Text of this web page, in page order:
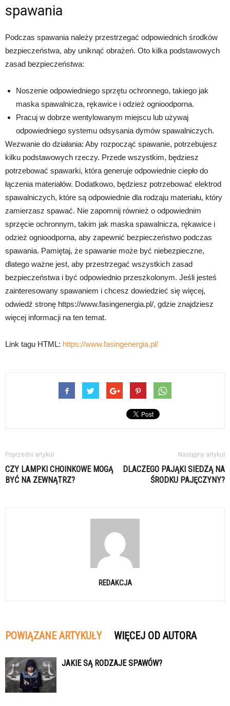
spawania
Podczas spawania należy przestrzegać odpowiednich środków
bezpieczeństwa, aby uniknąć obrażeń. Oto kilka podstawowych
zasad bezpieczeństwa:
Noszenie odpowiedniego sprzętu ochronnego, takiego jak
maska spawalnicza, rękawice i odzież ognioodporna.
Pracuj w dobrze wentylowanym miejscu lub używaj
odpowiedniego systemu odsysania dymów spawalniczych.
Wezwanie do działania: Aby rozpocząć spawanie, potrzebujesz
kilku podstawowych rzeczy. Przede wszystkim, będziesz
potrzebować spawarki, która generuje odpowiednie ciepło do
łączenia materiałów. Dodatkowo, będziesz potrzebować elektrod
spawalniczych, które są odpowiednie dla rodzaju materiału, który
zamierzasz spawać. Nie zapomnij również o odpowiednim
sprzęcie ochronnym, takim jak maska spawalnicza, rękawice i
odzież ognioodporna, aby zapewnić bezpieczeństwo podczas
spawania. Pamiętaj, że spawanie może być niebezpieczne,
dlatego ważne jest, aby przestrzegać wszystkich zasad
bezpieczeństwa i być odpowiednio przeszkolonym. Jeśli jesteś
zainteresowany spawaniem i chcesz dowiedzieć się więcej,
odwiedź stronę https://www.fasingenergia.pl/, gdzie znajdziesz
więcej informacji na ten temat.
Link tagu HTML: https://www.fasingenergia.pl/
Poprzedni artykuł
CZY LAMPKI CHOINKOWE MOGĄ
BYĆ NA ZEWNĄTRZ?
Następny artykuł
DLACZEGO PAJĄKI SIEDZĄ NA
ŚRODKU PAJĘCZYNY?
REDAKCJA
POWIĄZANE ARTYKUŁY WIĘCEJ OD AUTORA
JAKIE SĄ RODZAJE SPAWÓW?